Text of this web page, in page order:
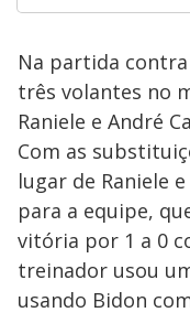
Na partida
três volantes no
Raniele e André
Com as
lugar de Raniele
para a equipe,
vitória por 1 a 0
treinador usou
usando Bidon